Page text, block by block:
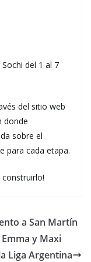
del 1 al 7
del sitio web
donde
sobre el
para cada etapa.
a San Martín
y Maxi
Liga Argentina